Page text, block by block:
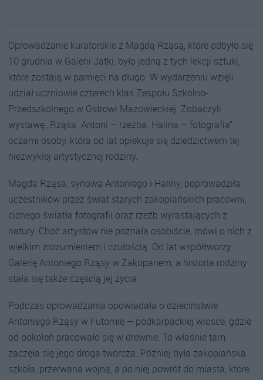
Oprowadzanie kuratorskie z Magdą Rząsą, które odbyło się
10 grudnia w Galerii Jatki, było jedną z tych lekcji sztuki,
które zostają w pamięci na długo. W wydarzeniu wzięli
udział uczniowie czterech klas Zespołu Szkolno-
Przedszkolnego w Ostrowi Mazowieckiej. Zobaczyli
wystawę „Rząsa. Antoni – rzeźba. Halina – fotografia”
oczami osoby, która od lat opiekuje się dziedzictwem tej
niezwykłej artystycznej rodziny.
Magda Rząsa, synowa Antoniego i Haliny, poprowadziła
uczestników przez świat starych zakopiańskich pracowni,
cichego światła fotografii oraz rzeźb wyrastających z
natury. Choć artystów nie poznała osobiście, mówi o nich z
wielkim zrozumieniem i czułością. Od lat współtworzy
Galerię Antoniego Rząsy w Zakopanem, a historia rodziny
stała się także częścią jej życia.
Podczas oprowadzania opowiadała o dzieciństwie
Antoniego Rząsy w Futomie – podkarpackiej wiosce, gdzie
od pokoleń pracowało się w drewnie. To właśnie tam
zaczęła się jego droga twórcza. Później była zakopiańska
szkoła, przerwana wojną, a po niej powrót do miasta, które